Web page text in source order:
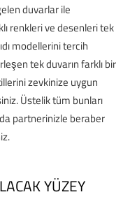
duvarlar ile
renkleri ve desenleri tek
modellerini tercih
tek duvarın farklı bir
zevkinize uygun
Üstelik tüm bunları
partnerinizle beraber
YÜZEY